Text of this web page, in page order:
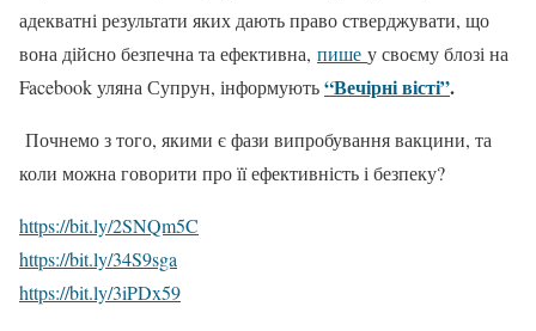
адекватні результати яких дають право стверджувати, що
вона дійсно безпечна та ефективна, пише у своєму блозі на
Facebook уляна Супрун, інформують“Вечірні вісті”.
Почнемо з того, якими є фази випробування вакцини, та
коли можна говорити про її ефективність і безпеку?
https://bit.ly/2SNQm5C
https://bit.ly/34S9sga
https://bit.ly/3iPDx59